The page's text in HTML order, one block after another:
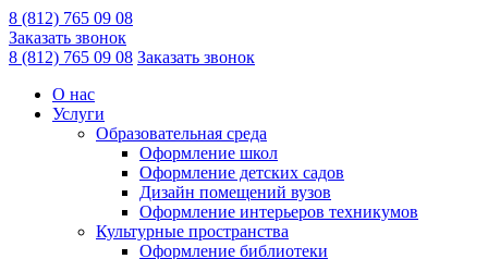
8 (812) 765 09 08
Заказать звонок
8 (812) 765 09 08 Заказать звонок
О нас
Услуги
Образовательная среда
Оформление школ
Оформление детских садов
Дизайн помещений вузов
Оформление интерьеров техникумов
Культурные пространства
Оформление библиотеки